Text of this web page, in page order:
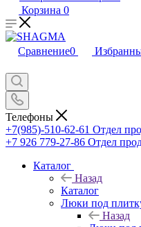
Корзина 0
Сравнение0
Телефоны
+7(985)-510-62-61 Отдел
‪+7 926 779-27-86‬ Отдел
Каталог
Назад
Каталог
Люки под
Назад